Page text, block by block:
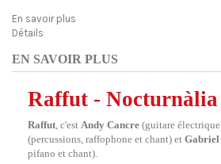
En savoir plus
Détails
EN SAVOIR PLUS
Raffut - Nocturnàlia
Raffut, c'est Andy Cancre (guitare
(percussions, raffophone et chant) et
pifano et chant).